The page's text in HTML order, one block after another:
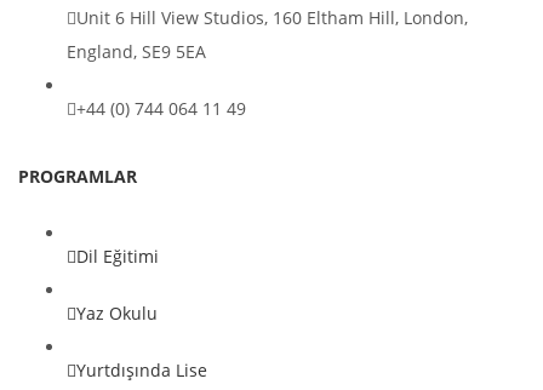
Unit 6 Hill View Studios, 160 Eltham Hill, London,
England, SE9 5EA
+44 (0) 744 064 11 49
PROGRAMLAR
Dil Eğitimi
Yaz Okulu
Yurtdışında Lise